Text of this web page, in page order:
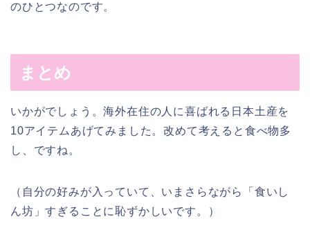
のひとつなのです。
まとめ
いかがでしょう。海外在住の人に喜ばれる日本土産を
10アイテムあげてみました。改めて考えると食べ物多
し、ですね。
（自分の好みが入っていて、いまさらながら「食いし
ん坊」すぎることに恥ずかしいです。）